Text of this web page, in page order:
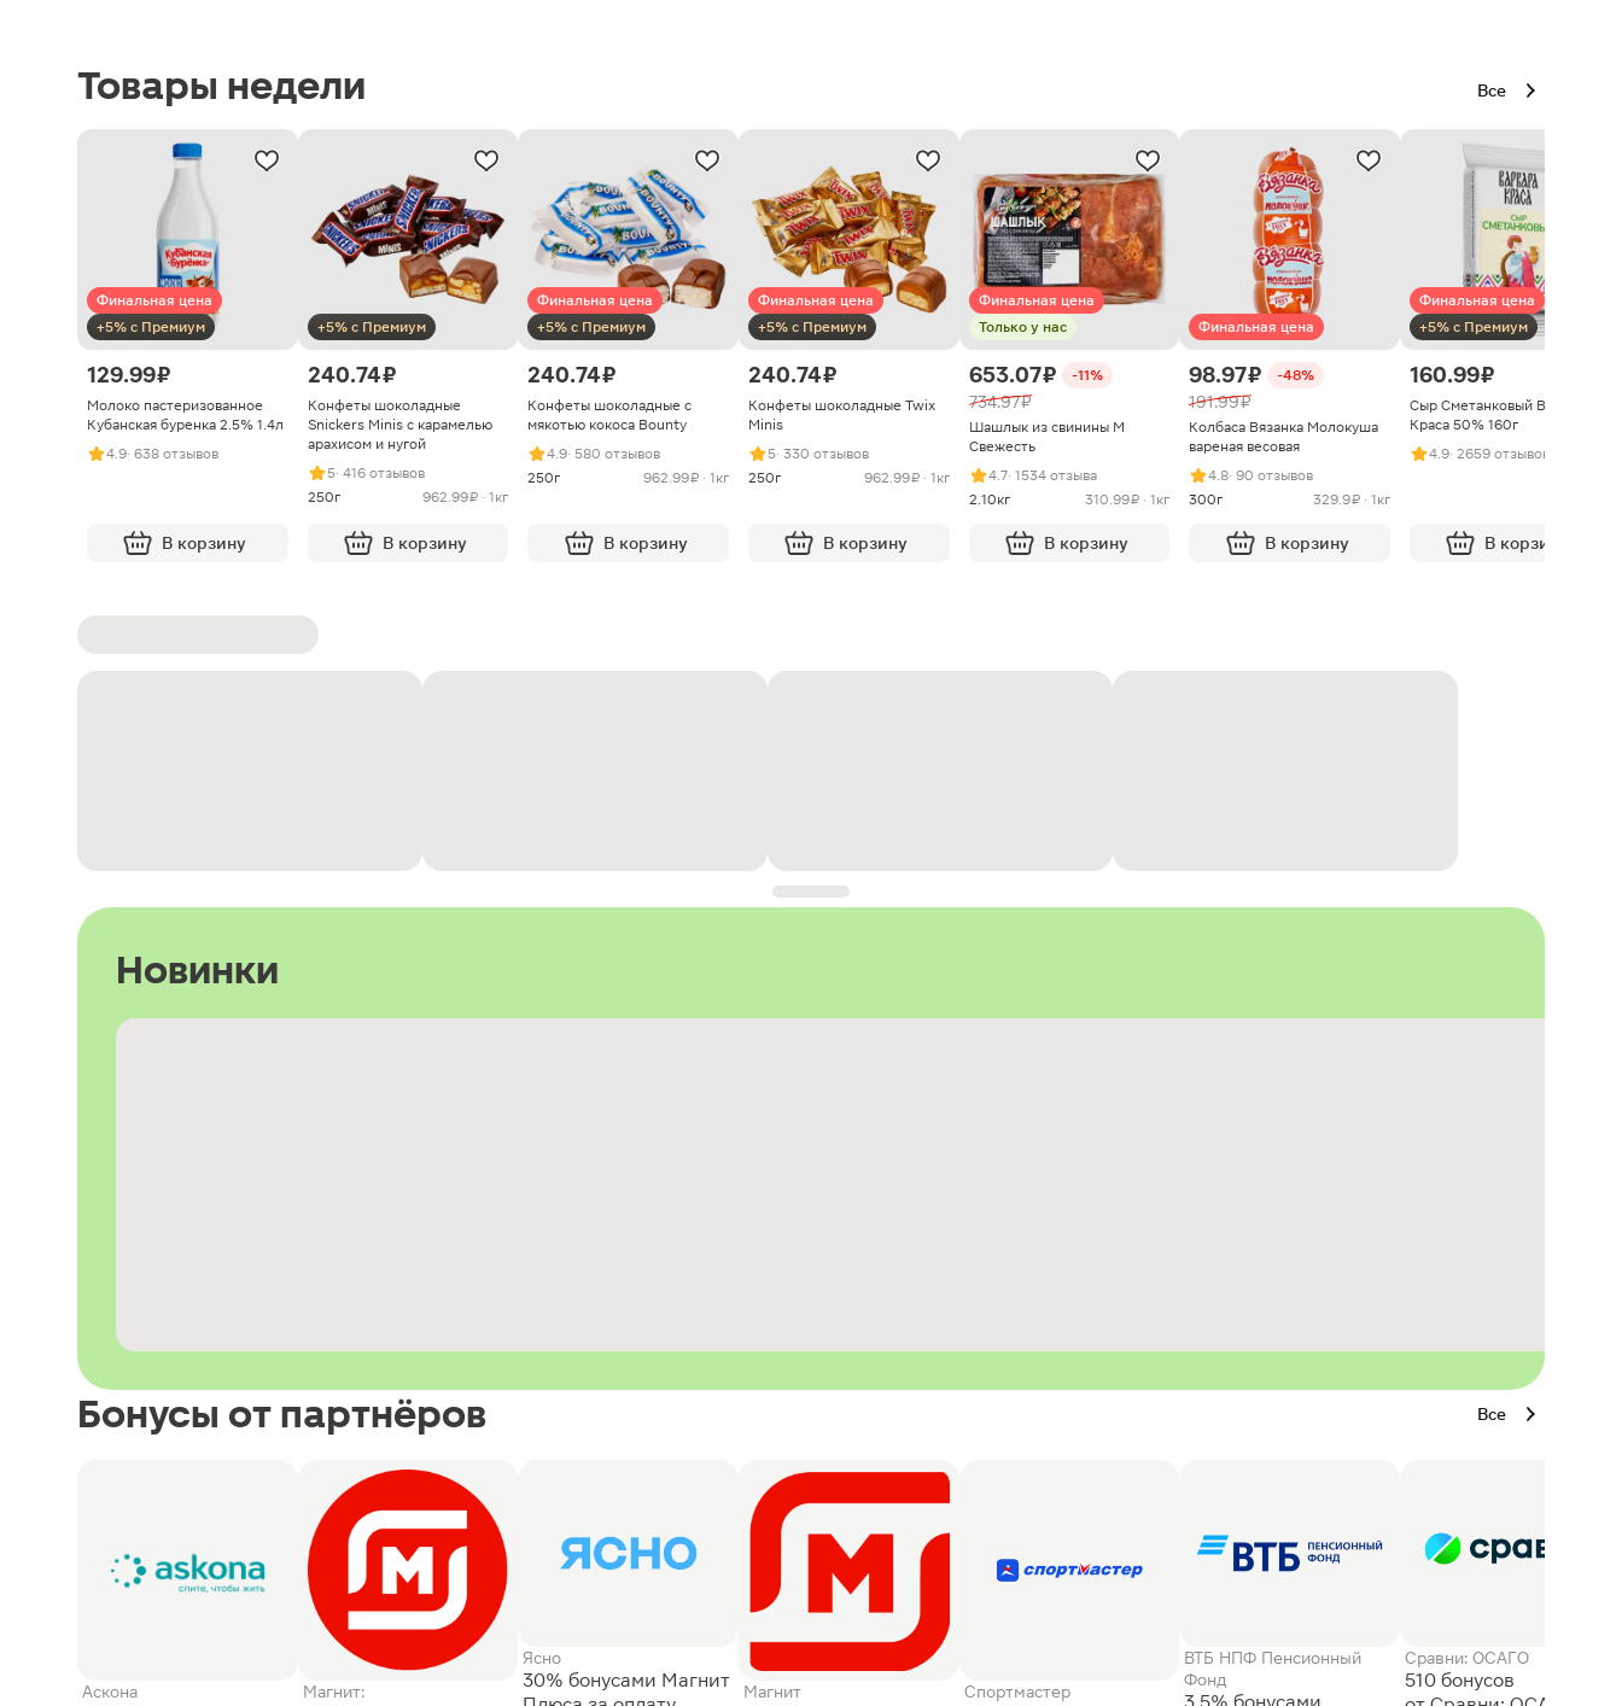
Товары недели Все
Финальная цена
+5% с Премиум
129.99 ₽
Молоко пастеризованное
Кубанская буренка 2.5% 1.4л
4.9· 638 отзывов
В корзину
+5% с Премиум
240.74 ₽
Конфеты шоколадные
Snickers Minis с карамелью
арахисом и нугой
5· 416 отзывов
250г
962.99 ₽ · 1кг
В корзину
Финальная цена
+5% с Премиум
240.74 ₽
Конфеты шоколадные с
мякотью кокоса Bounty
4.9· 580 отзывов
250г
962.99 ₽ · 1кг
В корзину
Финальная цена
+5% с Премиум
240.74 ₽
Конфеты шоколадные Twix
Minis
5· 330 отзывов
250г
962.99 ₽ · 1кг
В корзину
Финальная цена
Только у нас
653.07 ₽ -11%
734.97 ₽
Шашлык из свинины М
Свежесть
4.7· 1534 отзыва
2.10кг
310.99 ₽ · 1кг
В корзину
Финальная цена
98.97 ₽ -48%
191.99 ₽
Колбаса Вязанка Молокуша
вареная весовая
4.8· 90 отзывов
300г
329.9 ₽ · 1кг
В корзину
Финальная цена
+5% с Премиум
160.99 ₽
Сыр Сметанковый Варвара
Краса 50% 160г
4.9· 2659 отзывов
В корзину
Новинки
Бонусы от партнёров Все
Аскона Магнит:
Ясно
30% бонусами Магнит
Магнит Спортмастер
ВТБ НПФ Пенсионный
Фонд
Сравни: ОСАГО
510 бонусов